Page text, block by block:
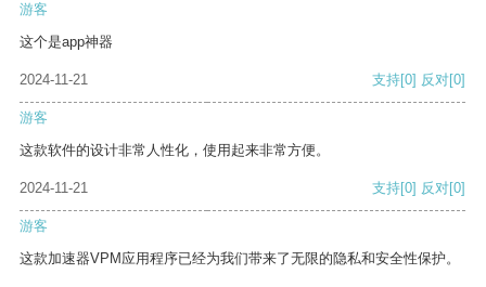
游客
这个是app神器
2024-11-21 支持[0] 反对[0]
游客
这款软件的设计非常人性化，使用起来非常方便。
2024-11-21 支持[0] 反对[0]
游客
这款加速器VPM应用程序已经为我们带来了无限的隐私和安全性保护。